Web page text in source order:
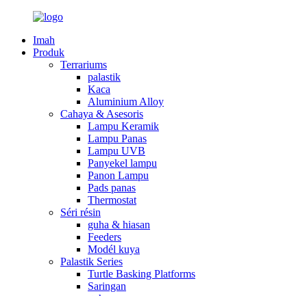
Imah
Produk
Terrariums
palastik
Kaca
Aluminium Alloy
Cahaya & Asesoris
Lampu Keramik
Lampu Panas
Lampu UVB
Panyekel lampu
Panon Lampu
Pads panas
Thermostat
Séri résin
guha & hiasan
Feeders
Modél kuya
Palastik Series
Turtle Basking Platforms
Saringan